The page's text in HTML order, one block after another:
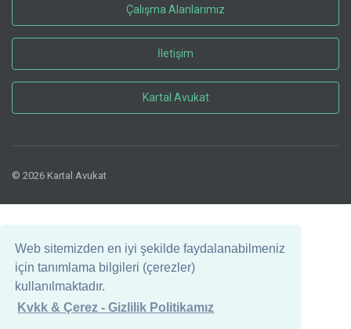
Web sitemizden en iyi şekilde faydalanabilmeniz
için tanımlama bilgileri (çerezler)
kullanılmaktadır.
Kvkk & Çerez - Gizlilik Politikamız
Çalışma Alanlarımız
İletişim
Kartal Avukat
© 2026 Kartal Avukat